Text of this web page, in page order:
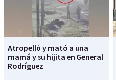
Atropelló y mató a una
mamá y su hijita en General
Rodríguez